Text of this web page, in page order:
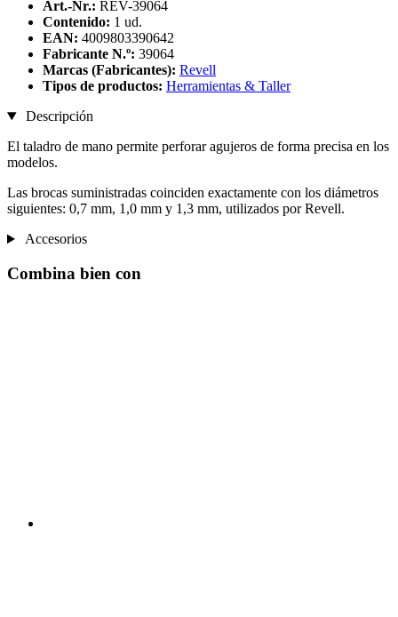
Art.-Nr.: REV-39064
Contenido: 1 ud.
EAN: 4009803390642
Fabricante N.º: 39064
Marcas (Fabricantes): Revell
Tipos de productos: Herramientas & Taller
Descripción
El taladro de mano permite perforar agujeros de forma precisa en los
modelos.
Las brocas suministradas coinciden exactamente con los diámetros
siguientes: 0,7 mm, 1,0 mm y 1,3 mm, utilizados por Revell.
Accesorios
Combina bien con